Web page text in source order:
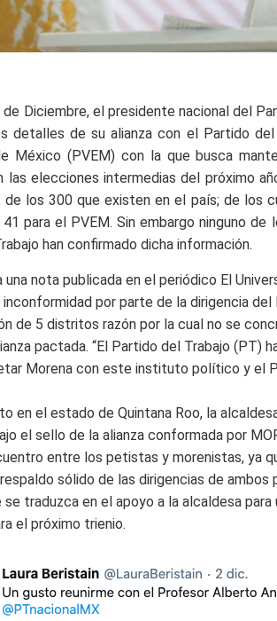
de Diciembre, el presidente nacional del
detalles de su alianza con el Partido
México (PVEM) con la que busca
las elecciones intermedias del próximo
los 300 que existen en el país; de los
para el PVEM. Sin embargo ninguno
han confirmado dicha información.
una nota publicada en el periódico El
inconformidad por parte de la dirigencia
de 5 distritos razón por la cual no se
pactada. “El Partido del Trabajo (PT)
Morena con este instituto político y el
en el estado de Quintana Roo, la
el sello de la alianza conformada por
entre los petistas y morenistas, ya
sólido de las dirigencias de
traduzca en el apoyo a la alcaldesa para
el próximo trienio.